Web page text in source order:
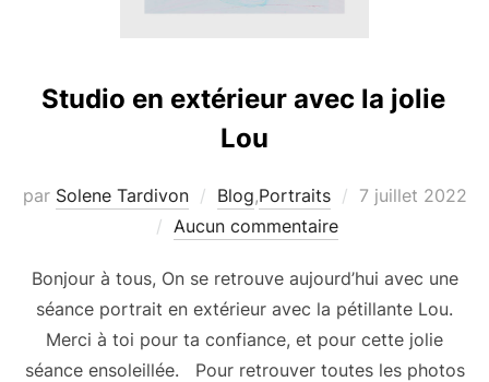
Studio en extérieur avec la jolie
Lou
par Solene Tardivon Blog,Portraits
Publié
7 juillet 2022
Aucun commentaire
Bonjour à tous, On se retrouve aujourd’hui avec une
séance portrait en extérieur avec la pétillante Lou.
Merci à toi pour ta confiance, et pour cette jolie
séance ensoleillée. Pour retrouver toutes les photos